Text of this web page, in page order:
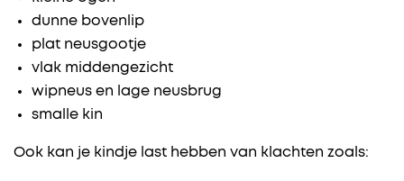
dunne bovenlip
plat neusgootje
vlak middengezicht
wipneus en lage neusbrug
smalle kin
Ook kan je kindje last hebben van klachten zoals: